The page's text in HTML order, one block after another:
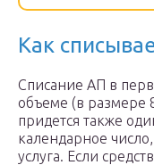
Как
Списание АП в
объеме (в размере
придется также
календарное
услуга. Если